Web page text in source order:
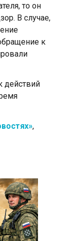
то он
В случае,
к
действий
,